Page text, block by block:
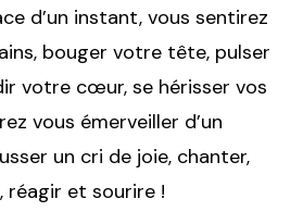
d’un instant, vous sentirez
bouger votre tête, pulser
votre cœur, se hérisser vos
vous émerveiller d’un
un cri de joie, chanter,
réagir et sourire !